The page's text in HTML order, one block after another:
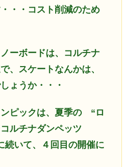
・・コスト削減のため
ーボードは、コルチナ
、スケートなんかは、
ょうか・・・
ピックは、夏季の “ロ
ルチナダンペッツ
いて、４回目の開催に